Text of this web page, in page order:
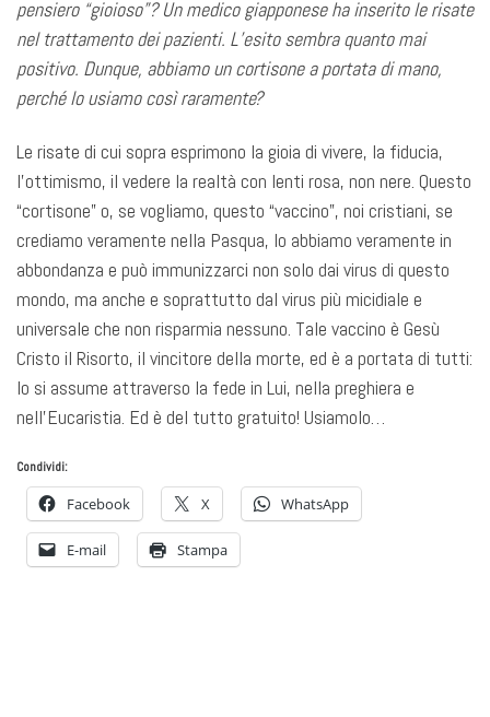
pensiero “gioioso”? Un medico giapponese ha inserito le risate
nel trattamento dei pazienti. L’esito sembra quanto mai
positivo. Dunque, abbiamo un cortisone a portata di mano,
perché lo usiamo così raramente?
Le risate di cui sopra esprimono la gioia di vivere, la fiducia,
l’ottimismo, il vedere la realtà con lenti rosa, non nere. Questo
“cortisone” o, se vogliamo, questo “vaccino”, noi cristiani, se
crediamo veramente nella Pasqua, lo abbiamo veramente in
abbondanza e può immunizzarci non solo dai virus di questo
mondo, ma anche e soprattutto dal virus più micidiale e
universale che non risparmia nessuno. Tale vaccino è Gesù
Cristo il Risorto, il vincitore della morte, ed è a portata di tutti:
lo si assume attraverso la fede in Lui, nella preghiera e
nell’Eucaristia. Ed è del tutto gratuito! Usiamolo…
Condividi:
Facebook X WhatsApp
E-mail Stampa